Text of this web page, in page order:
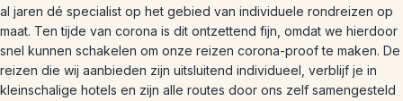
al jaren dé specialist op het gebied van individuele rondreizen op
maat. Ten tijde van corona is dit ontzettend fijn, omdat we hierdoor
snel kunnen schakelen om onze reizen corona-proof te maken. De
reizen die wij aanbieden zijn uitsluitend individueel, verblijf je in
kleinschalige hotels en zijn alle routes door ons zelf samengesteld